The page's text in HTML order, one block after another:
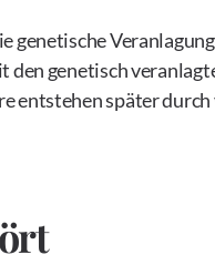
genetisch
entstehen später